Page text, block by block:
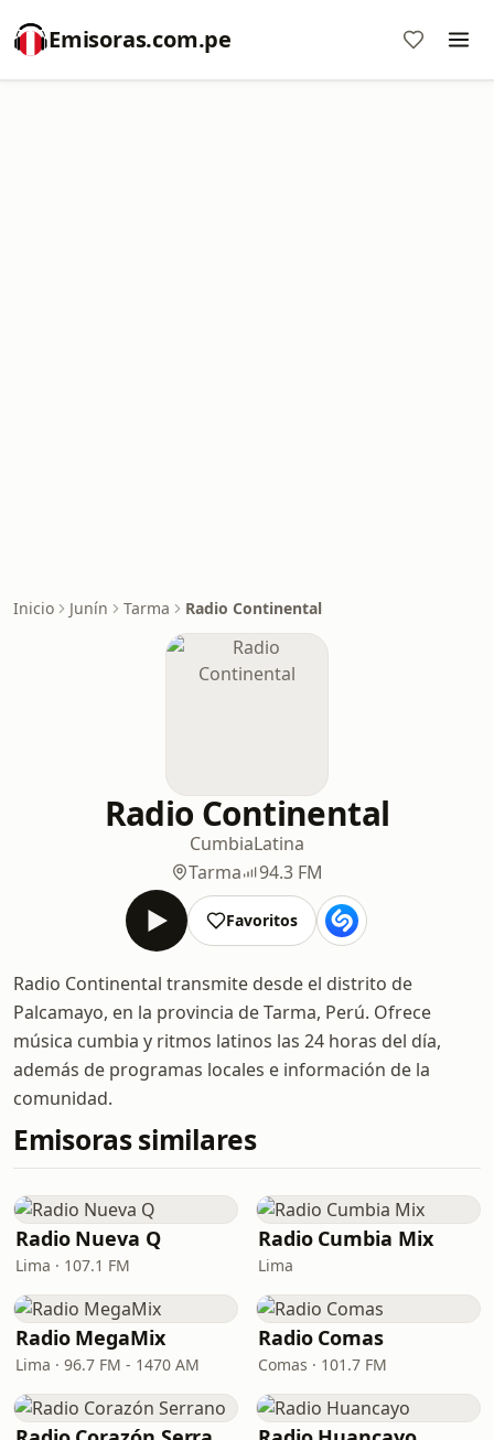
Emisoras.com.pe
Inicio Junín Tarma Radio Continental
Radio Continental
CumbiaLatina
Tarma
94.3 FM
Favoritos
Radio Continental transmite desde el distrito de
Palcamayo, en la provincia de Tarma, Perú. Ofrece
música cumbia y ritmos latinos las 24 horas del día,
además de programas locales e información de la
comunidad.
Emisoras similares
Radio Nueva Q
Lima · 107.1 FM
Radio Cumbia Mix
Lima
Radio MegaMix
Lima · 96.7 FM - 1470 AM
Radio Comas
Comas · 101.7 FM